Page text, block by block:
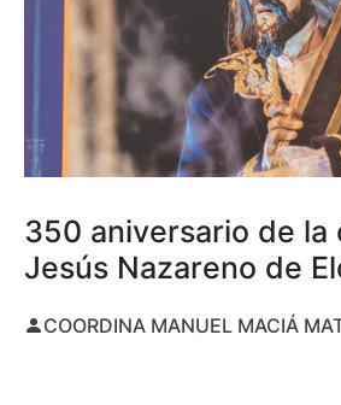
350 aniversario de la
Jesús Nazareno de
COORDINA MANUEL MACIÁ